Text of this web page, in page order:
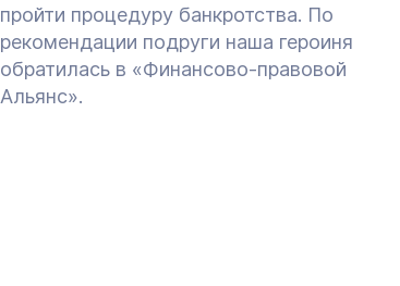
пройти процедуру банкротства. По
рекомендации подруги наша героиня
обратилась в «Финансово-правовой
Альянс».